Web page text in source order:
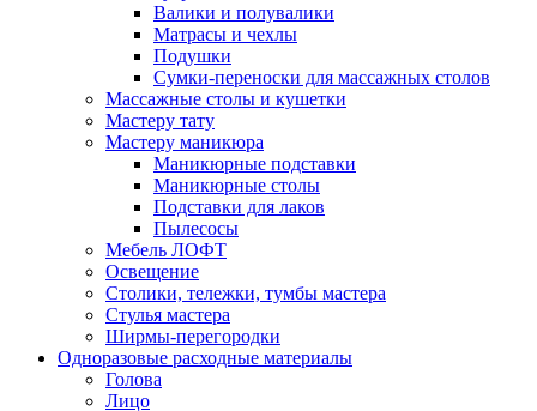
Валики и полувалики
Матрасы и чехлы
Подушки
Сумки-переноски для массажных столов
Массажные столы и кушетки
Мастеру тату
Мастеру маникюра
Маникюрные подставки
Маникюрные столы
Подставки для лаков
Пылесосы
Мебель ЛОФТ
Освещение
Столики, тележки, тумбы мастера
Стулья мастера
Ширмы-перегородки
Одноразовые расходные материалы
Голова
Лицо